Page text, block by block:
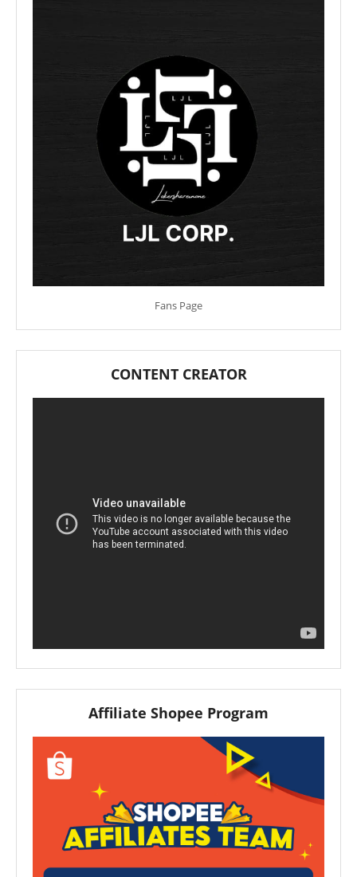
Fans Page
CONTENT CREATOR
Affiliate Shopee Program